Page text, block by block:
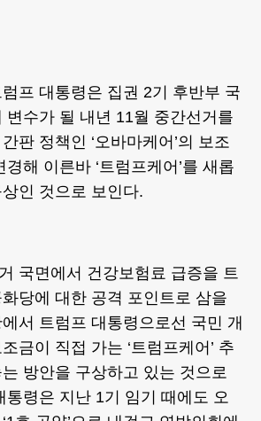
프 대통령은 집권 2기 후반부 국
변수가 될 내년 11월 중간선거를
판 정책인 ‘오바마케어’의 보조
해 이른바 ‘트럼프케어’를 새롭
인 것으로 보인다.
국면에서 건강보험료 급증을 트
당에 대한 공격 포인트로 삼을
서 트럼프 대통령으로선 국민 개
금이 직접 가는 ‘트럼프케어’ 추
방안을 구상하고 있는 것으로
통령은 지난 1기 임기 때에도 오